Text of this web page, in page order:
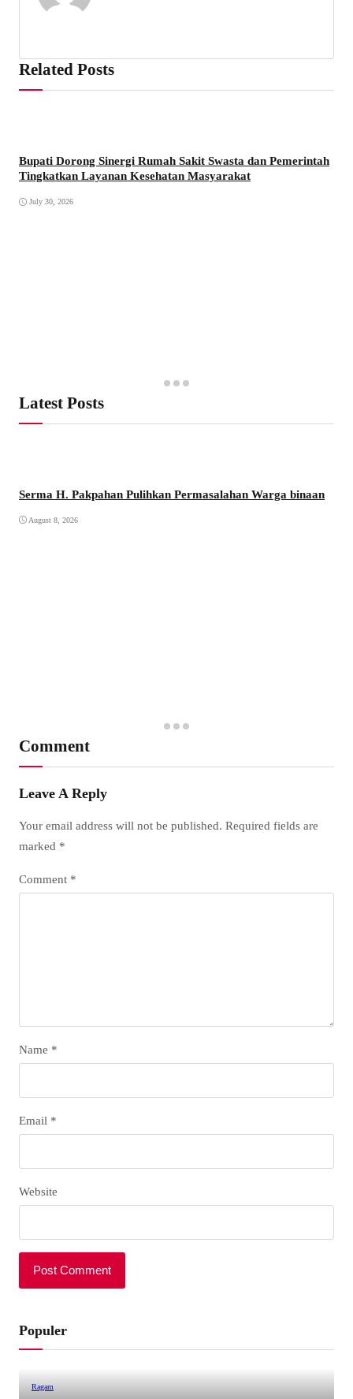
Related Posts
Bupati Dorong Sinergi Rumah Sakit Swasta dan Pemerintah
Tingkatkan Layanan Kesehatan Masyarakat
July 30, 2026
Latest Posts
Serma H. Pakpahan Pulihkan Permasalahan Warga binaan
August 8, 2026
Comment
Leave A Reply
Your email address will not be published. Required fields are
marked *
Comment *
Name *
Email *
Website
Populer
Ragam